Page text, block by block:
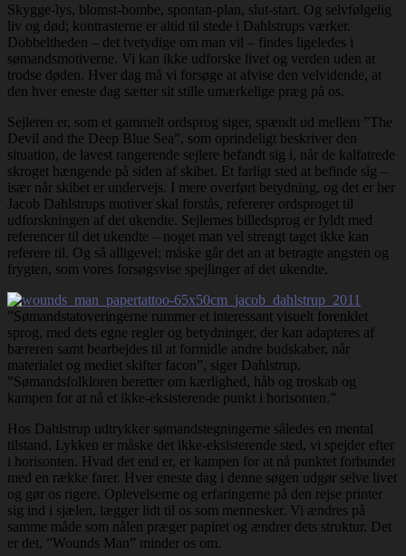
Skygge-lys, blomst-bombe, spontan-plan, slut-start. Og selvfølgelig
liv og død; kontrasterne er altid til stede i Dahlstrups værker.
Dobbeltheden – det tvetydige om man vil – findes ligeledes i
sømandsmotiverne. Vi kan ikke udforske livet og verden uden at
trodse døden. Hver dag må vi forsøge at afvise den velvidende, at
den hver eneste dag sætter sit stille umærkelige præg på os.
Sejleren er, som et gammelt ordsprog siger, spændt ud mellem ”The
Devil and the Deep Blue Sea”, som oprindeligt beskriver den
situation, de lavest rangerende sejlere befandt sig i, når de kalfatrede
skroget hængende på siden af skibet. Et farligt sted at befinde sig –
især når skibet er undervejs. I mere overført betydning, og det er her
Jacob Dahlstrups motiver skal forstås, refererer ordsproget til
udforskningen af det ukendte. Sejlernes billedsprog er fyldt med
referencer til det ukendte – noget man vel strengt taget ikke kan
referere til. Og så alligevel; måske går det an at betragte angsten og
frygten, som vores forsøgsvise spejlinger af det ukendte.
”Sømandstatoveringerne rummer et interessant visuelt forenklet
sprog, med dets egne regler og betydninger, der kan adapteres af
bæreren samt bearbejdes til at formidle andre budskaber, når
materialet og mediet skifter facon”, siger Dahlstrup.
”Sømandsfolkloren beretter om kærlighed, håb og troskab og
kampen for at nå et ikke-eksisterende punkt i horisonten.”
Hos Dahlstrup udtrykker sømandstegningerne således en mental
tilstand. Lykken er måske det ikke-eksisterende sted, vi spejder efter
i horisonten. Hvad det end er, er kampen for at nå punktet forbundet
med en række farer. Hver eneste dag i denne søgen udgør selve livet
og gør os rigere. Oplevelserne og erfaringerne på den rejse printer
sig ind i sjælen, lægger lidt til os som mennesker. Vi ændres på
samme måde som nålen præger papiret og ændrer dets struktur. Det
er det, ”Wounds Man” minder os om.